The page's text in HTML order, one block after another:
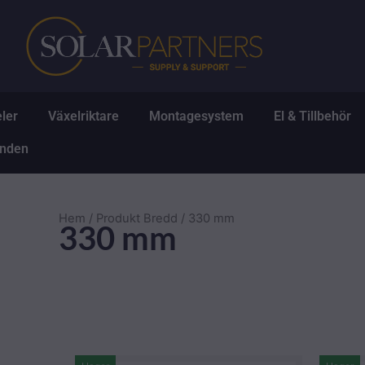
innehåll
Öppna Solpaneler
Växelriktare Öppna Växelriktare
Montagesystem ÖppnaEl & Tillbehör
Hem / Produkt Bredd / 330 mm
330 mm